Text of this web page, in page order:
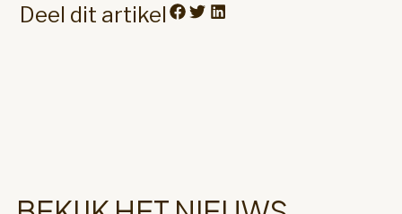
Deel dit artikel